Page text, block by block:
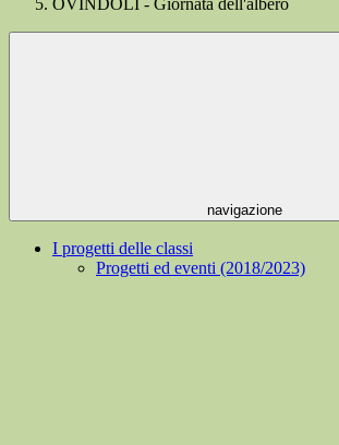
OVINDOLI - Giornata dell'albero
navigazione
I progetti delle classi
Progetti ed eventi (2018/2023)